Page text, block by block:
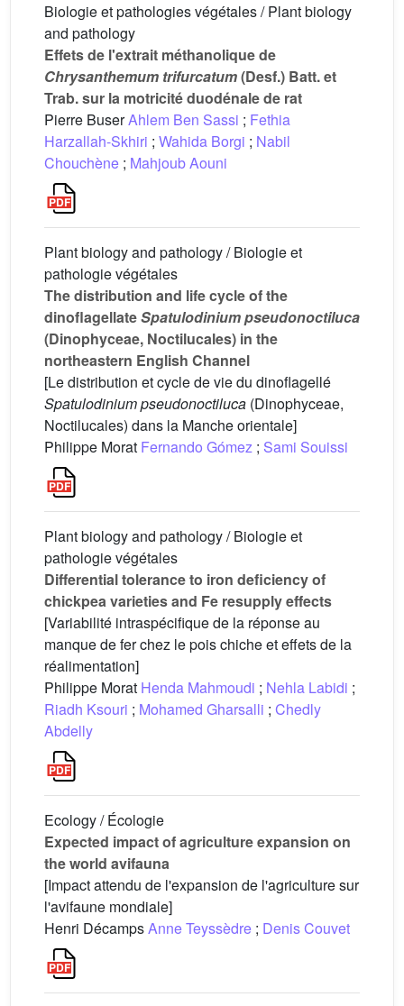
Biologie et pathologies végétales / Plant biology
and pathology
Effets de l'extrait méthanolique de
Chrysanthemum trifurcatum(Desf.) Batt. et
Trab. sur la motricité duodénale de rat
Pierre BuserAhlem Ben Sassi ; Fethia
Harzallah-Skhiri ; Wahida Borgi ; Nabil
Chouchène ; Mahjoub Aouni
Plant biology and pathology / Biologie et
pathologie végétales
The distribution and life cycle of the
dinoflagellateSpatulodinium pseudonoctiluca
(Dinophyceae, Noctilucales) in the
northeastern English Channel
[Le distribution et cycle de vie du dinoflagellé
Spatulodinium pseudonoctiluca (Dinophyceae,
Noctilucales) dans la Manche orientale]
Philippe Morat Fernando Gómez ; Sami Souissi
Plant biology and pathology / Biologie et
pathologie végétales
Differential tolerance to iron deficiency of
chickpea varieties and Fe resupply effects
[Variabilité intraspécifique de la réponse au
manque de fer chez le pois chiche et effets de la
réalimentation]
Philippe Morat Henda Mahmoudi ; Nehla Labidi ;
Riadh Ksouri ; Mohamed Gharsalli ; Chedly
Abdelly
Ecology / Écologie
Expected impact of agriculture expansion on
the world avifauna
[Impact attendu de l'expansion de l'agriculture sur
l'avifaune mondiale]
Henri DécampsAnne Teyssèdre ; Denis Couvet